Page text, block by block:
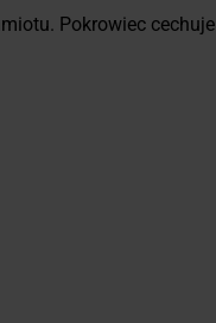
Pokrowiec cechuje